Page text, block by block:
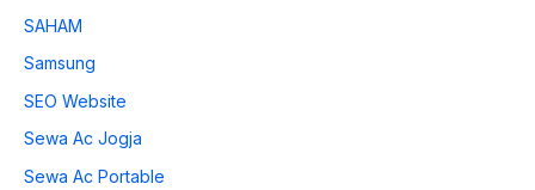
SAHAM
Samsung
SEO Website
Sewa Ac Jogja
Sewa Ac Portable